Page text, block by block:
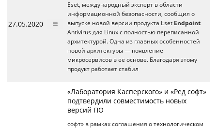
27.05.2020
Eset, международный эксперт в области
информационной безопасности, сообщил о
выпуске новой версии продукта Eset Endpoint
Antivirus для Linux с полностью переписанной
архитектурой. Одна из главных особенностей
новой архитектуры — появление
микросервисов в ее основе. Благодаря этому
продукт работает стабил
«Лаборатория Касперского» и «Ред софт»
подтвердили совместимость новых
версий ПО
софт» в рамках соглашения о технологическом